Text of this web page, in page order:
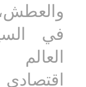
في